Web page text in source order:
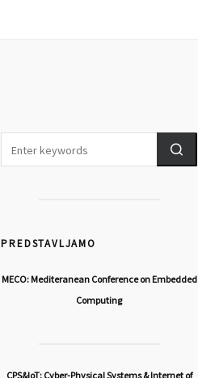
PREDSTAVLJAMO
MECO: Mediteranean Conference on Embedded
Computing
CPS&IoT: Cyber-Physical Systems & Internet of